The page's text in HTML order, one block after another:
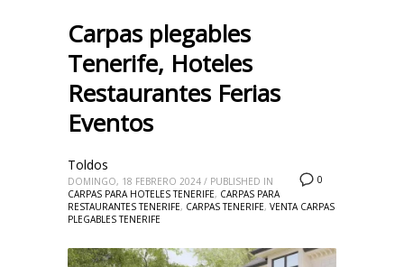
Carpas plegables
Tenerife, Hoteles
Restaurantes Ferias
Eventos
0
Toldos
DOMINGO, 18 FEBRERO 2024 / PUBLISHED IN
CARPAS PARA HOTELES TENERIFE, CARPAS PARA
RESTAURANTES TENERIFE, CARPAS TENERIFE, VENTA CARPAS
PLEGABLES TENERIFE